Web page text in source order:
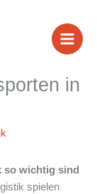
in
so wichtig sind
spielen